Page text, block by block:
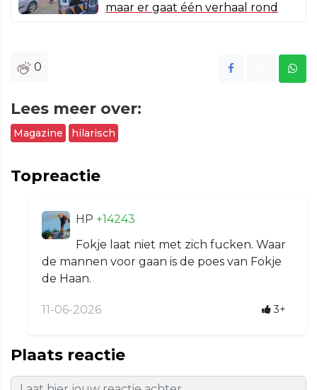
maar er gaat één verhaal rond
0
Lees meer over:
Magazine hilarisch
Topreactie
HP +14243
Fokje laat niet met zich fucken. Waar
de mannen voor gaan is de poes van Fokje
de Haan.
11-06-2026 3+
Plaats reactie